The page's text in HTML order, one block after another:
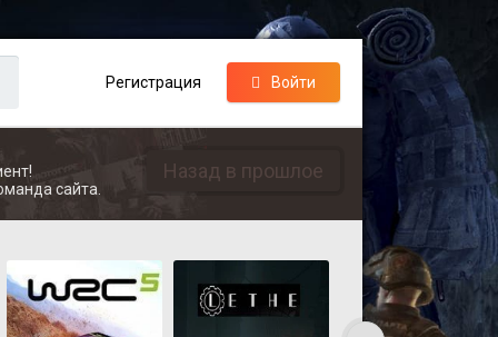
Регистрация Войти
Назад в прошлое
сайта.